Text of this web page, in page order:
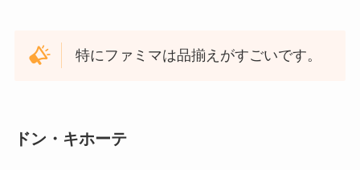
特にファミマは品揃えがすごいです。
ドン・キホーテ